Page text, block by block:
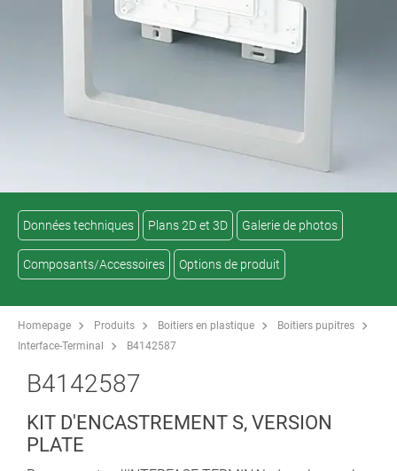
Données techniques Plans 2D et 3D Galerie de photos
Composants/Accessoires Options de produit
Homepage Produits Boitiers en plastique
Boitiers pupitres
Interface-Terminal
B4142587
B4142587
KIT D'ENCASTREMENT S, VERSION
PLATE